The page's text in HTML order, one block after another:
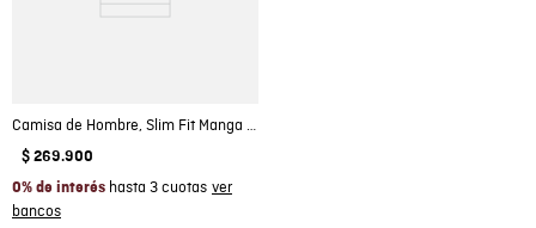
Camisa de Hombre, Slim Fit Manga Larga - Oxford 100% Algodón
$ 269.900
0% de interés hasta 3 cuotas